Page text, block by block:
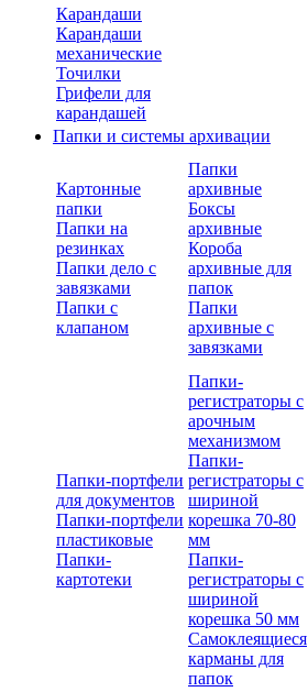
Карандаши
Карандаши
механические
Точилки
Грифели для
карандашей
Папки и системы архивации
Картонные
папки
Папки на
резинках
Папки дело с
завязками
Папки с
клапаном
Папки
архивные
Боксы
архивные
Короба
архивные для
папок
Папки
архивные с
завязками
Папки-портфели
для документов
Папки-портфели
пластиковые
Папки-
картотеки
Папки-
регистраторы с
арочным
механизмом
Папки-
регистраторы с
шириной
корешка 70-80
мм
Папки-
регистраторы с
шириной
корешка 50 мм
Самоклеящиеся
карманы для
папок